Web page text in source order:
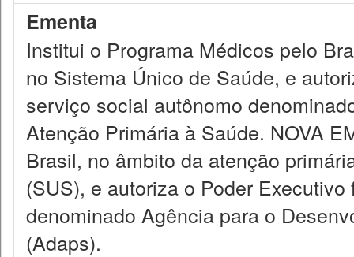
Ementa
Institui o Programa Médicos pelo
no Sistema Único de Saúde, e
serviço social autônomo
Atenção Primária à Saúde. NOVA
Brasil, no âmbito da atenção
(SUS), e autoriza o Poder
denominado Agência para o
(Adaps).